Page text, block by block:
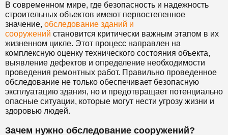
В современном мире, где безопасность и надежность
строительных объектов имеют первостепенное
значение, обследование зданий и
сооружений становится критически важным этапом в их
жизненном цикле. Этот процесс направлен на
комплексную оценку технического состояния объекта,
выявление дефектов и определение необходимости
проведения ремонтных работ. Правильно проведенное
обследование не только обеспечивает безопасную
эксплуатацию здания, но и предотвращает потенциально
опасные ситуации, которые могут нести угрозу жизни и
здоровью людей.
Зачем нужно обследование сооружений?